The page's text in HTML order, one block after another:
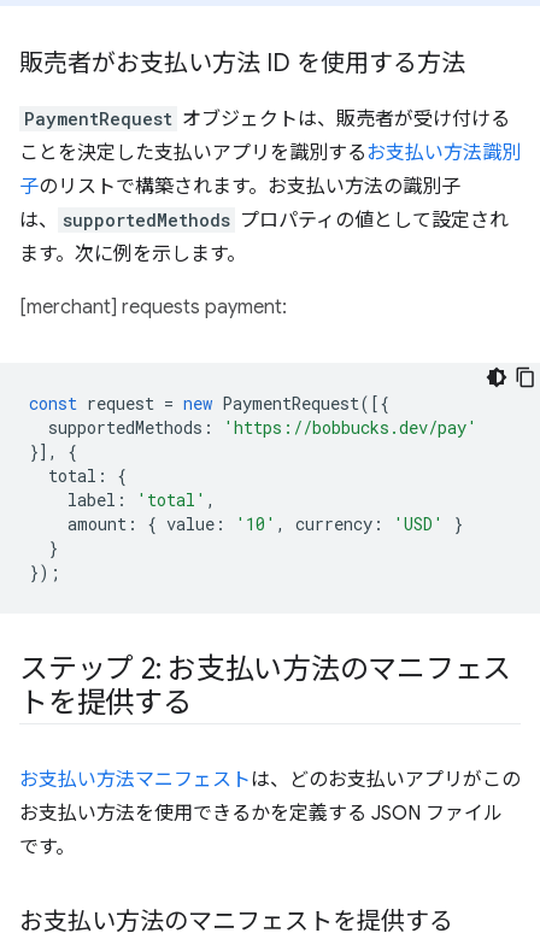
販売者がお支払い方法 ID を使用する方法
PaymentRequest オブジェクトは、販売者が受け付ける
ことを決定した支払いアプリを識別するお支払い方法識別
子のリストで構築されます。お支払い方法の識別子
は、
supportedMethods プロパティの値として設定され
ます。次に例を示します。
[merchant] requests payment:
const request = new PaymentRequest([{
supportedMethods :
'https://bobbucks.dev/pay'
}],
{
total :
{
label : 'total' ,
amount : { value : '10' , currency : 'USD'
}
}
});
ステップ 2: お支払い方法のマニフェス
トを提供する
お支払い方法マニフェストは、どのお支払いアプリがこの
お支払い方法を使用できるかを定義する JSON ファイル
です。
お支払い方法のマニフェストを提供する